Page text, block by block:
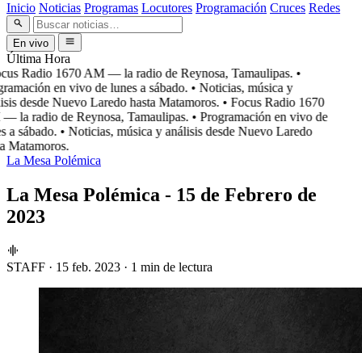
Inicio Noticias Programas Locutores Programación Cruces Redes
En vivo
Última Hora
Radio 1670 AM — la radio de Reynosa, Tamaulipas. •
en vivo de lunes a sábado. • Noticias, música y
desde Nuevo Laredo hasta Matamoros. • Focus Radio 1670
la radio de Reynosa, Tamaulipas. • Programación en vivo de
a sábado. • Noticias, música y análisis desde Nuevo Laredo
Matamoros.
La Mesa Polémica
La Mesa Polémica - 15 de Febrero de
2023
STAFF · 15 feb. 2023 · 1 min de lectura